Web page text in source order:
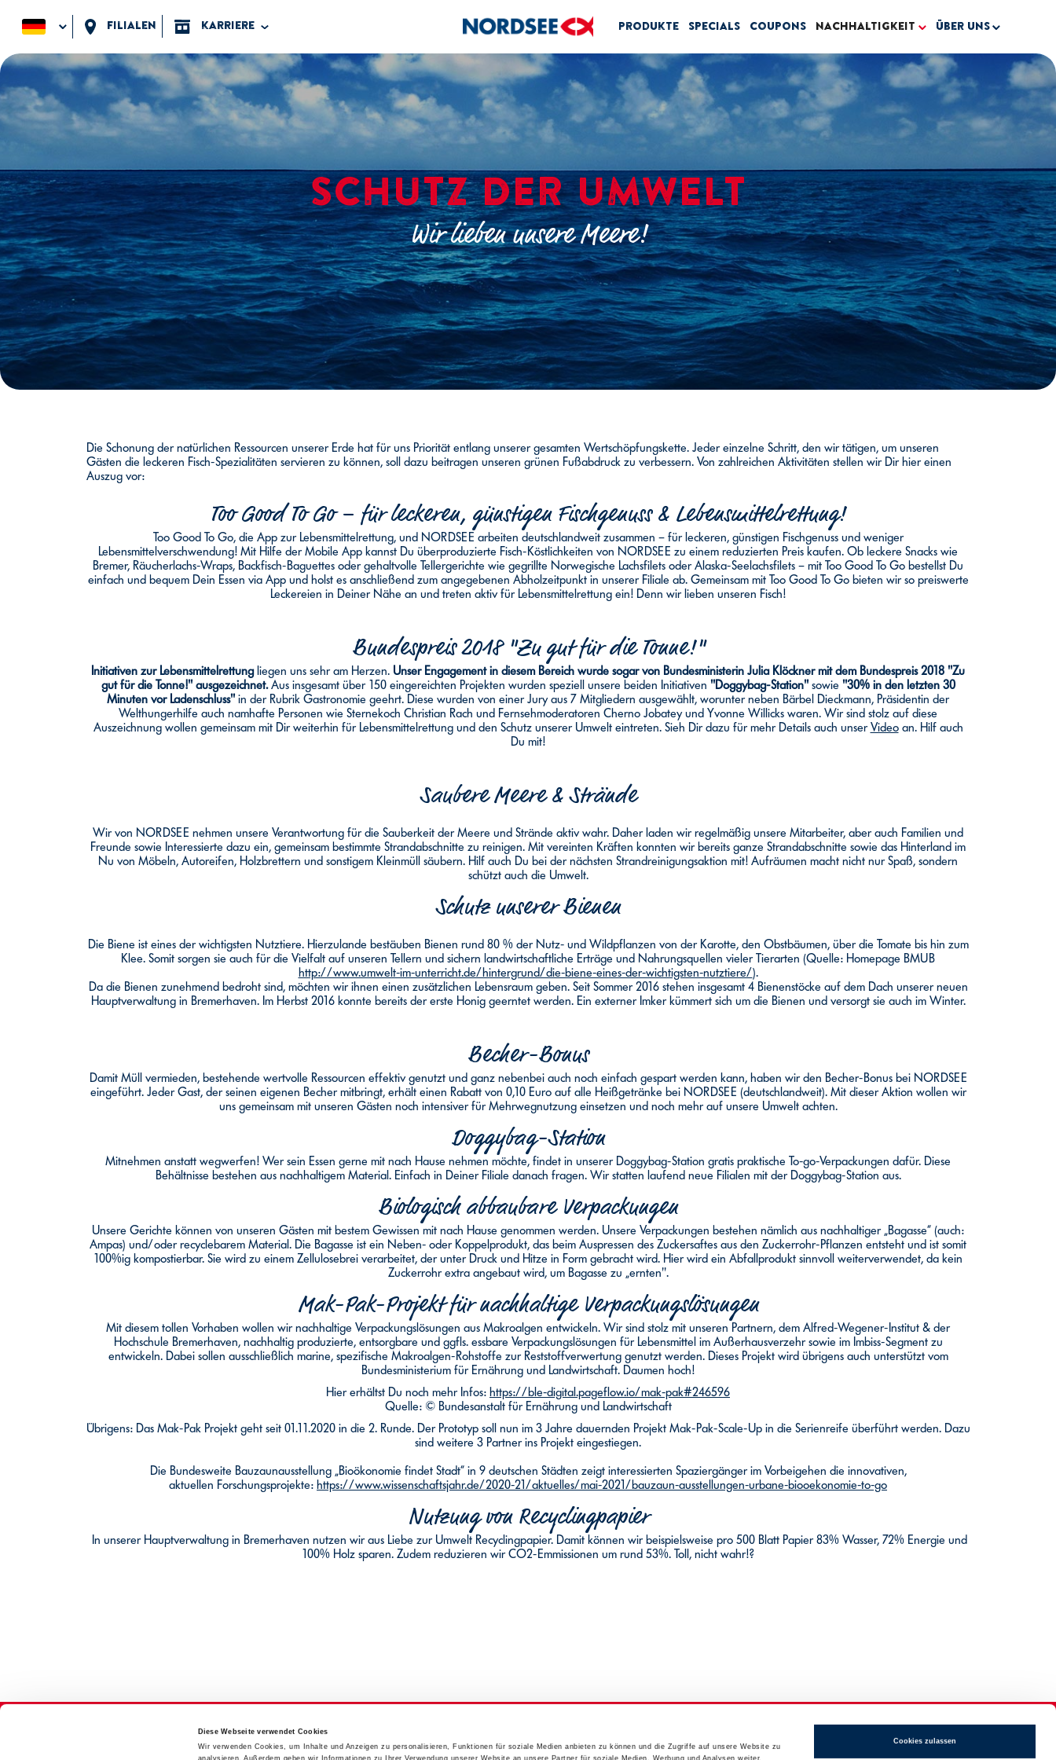
Diese Webseite verwendet Cookies
Wir verwenden Cookies, um Inhalte und Anzeigen zu personalisieren, Funktionen für soziale Medien anbieten zu können und die Zugriffe auf unsere Website zu
Cookies zulassen
Filialen karriere Produkte Specials Coupons Nachhaltigkeit Über uns
SCHUTZ DER UMWELT
Wir lieben unsere Meere!
Die Schonung der natürlichen Ressourcen unserer Erde hat für uns Priorität entlang unserer gesamten Wertschöpfungskette. Jeder einzelne Schritt, den wir tätigen, um unseren
Gästen die leckeren Fisch-Spezialitäten servieren zu können, soll dazu beitragen unseren grünen Fußabdruck zu verbessern. Von zahlreichen Aktivitäten stellen wir Dir hier einen
Auszug vor:
Too Good To Go – für leckeren, günstigen Fischgenuss & Lebensmittelrettung!
Too Good To Go, die App zur Lebensmittelrettung, und NORDSEE arbeiten deutschlandweit zusammen – für leckeren, günstigen Fischgenuss und weniger
Lebensmittelverschwendung! Mit Hilfe der Mobile App kannst Du überproduzierte Fisch-Köstlichkeiten von NORDSEE zu einem reduzierten Preis kaufen. Ob leckere Snacks wie
Bremer, Räucherlachs-Wraps, Backfisch-Baguettes oder gehaltvolle Tellergerichte wie gegrillte Norwegische Lachsfilets oder Alaska-Seelachsfilets – mit Too Good To Go bestellst Du
einfach und bequem Dein Essen via App und holst es anschließend zum angegebenen Abholzeitpunkt in unserer Filiale ab. Gemeinsam mit Too Good To Go bieten wir so preiswerte
Leckereien in Deiner Nähe an und treten aktiv für Lebensmittelrettung ein! Denn wir lieben unseren Fisch!
Bundespreis 2018 "Zu gut für die Tonne!"
Initiativen zur Lebensmittelrettungliegen uns sehr am Herzen. Unser Engagement in diesem Bereich wurde sogar von Bundesministerin Julia Klöckner mit dem Bundespreis 2018 "Zu
gut für die Tonne!" ausgezeichnet.Aus insgesamt über 150 eingereichten Projekten wurden speziell unsere beiden Initiativen "Doggybag-Station"sowie "30% in den letzten 30
Minuten vor Ladenschluss"in der Rubrik Gastronomie geehrt. Diese wurden von einer Jury aus 7 Mitgliedern ausgewählt, worunter neben Bärbel Dieckmann, Präsidentin der
Welthungerhilfe auch namhafte Personen wie Sternekoch Christian Rach und Fernsehmoderatoren Cherno Jobatey und Yvonne Willicks waren. Wir sind stolz auf diese
Auszeichnung wollen gemeinsam mit Dir weiterhin für Lebensmittelrettung und den Schutz unserer Umwelt eintreten. Sieh Dir dazu für mehr Details auch unserVideoan. Hilf auch
Du mit!
Saubere Meere & Strände
Wir von NORDSEE nehmen unsere Verantwortung für die Sauberkeit der Meere und Strände aktiv wahr. Daher laden wir regelmäßig unsere Mitarbeiter, aber auch Familien und
Freunde sowie Interessierte dazu ein, gemeinsam bestimmte Strandabschnitte zu reinigen. Mit vereinten Kräften konnten wir bereits ganze Strandabschnitte sowie das Hinterland im
Nu von Möbeln, Autoreifen, Holzbrettern und sonstigem Kleinmüll säubern. Hilf auch Du bei der nächsten Strandreinigungsaktion mit! Aufräumen macht nicht nur Spaß, sondern
schützt auch die Umwelt.
Schutz unserer Bienen
Die Biene ist eines der wichtigsten Nutztiere. Hierzulande bestäuben Bienen rund 80 % der Nutz- und Wildpflanzen von der Karotte, den Obstbäumen, über die Tomate bis hin zum
Klee. Somit sorgen sie auch für die Vielfalt auf unseren Tellern und sichern landwirtschaftliche Erträge und Nahrungsquellen vieler Tierarten (Quelle: Homepage BMUB
http://www.umwelt-im-unterricht.de/hintergrund/die-biene-eines-der-wichtigsten-nutztiere/).
Da die Bienen zunehmend bedroht sind, möchten wir ihnen einen zusätzlichen Lebensraum geben. Seit Sommer 2016 stehen insgesamt 4 Bienenstöcke auf dem Dach unserer neuen
Hauptverwaltung in Bremerhaven. Im Herbst 2016 konnte bereits der erste Honig geerntet werden. Ein externer Imker kümmert sich um die Bienen und versorgt sie auch im Winter.
Becher-Bonus
Damit Müll vermieden, bestehende wertvolle Ressourcen effektiv genutzt und ganz nebenbei auch noch einfach gespart werden kann, haben wir den Becher-Bonus bei NORDSEE
eingeführt. Jeder Gast, der seinen eigenen Becher mitbringt, erhält einen Rabatt von 0,10 Euro auf alle Heißgetränke bei NORDSEE (deutschlandweit). Mit dieser Aktion wollen wir
uns gemeinsam mit unseren Gästen noch intensiver für Mehrwegnutzung einsetzen und noch mehr auf unsere Umwelt achten.
Doggybag-Station
Mitnehmen anstatt wegwerfen! Wer sein Essen gerne mit nach Hause nehmen möchte, findet in unserer Doggybag-Station gratis praktische To-go-Verpackungen dafür. Diese
Behältnisse bestehen aus nachhaltigem Material. Einfach in Deiner Filiale danach fragen. Wir statten laufend neue Filialen mit der Doggybag-Station aus.
Biologisch abbaubare Verpackungen
Unsere Gerichte können von unseren Gästen mit bestem Gewissen mit nach Hause genommen werden. Unsere Verpackungen bestehen nämlich aus nachhaltiger „Bagasse“ (auch:
Ampas) und/oder recyclebarem Material. Die Bagasse ist ein Neben- oder Koppelprodukt, das beim Auspressen des Zuckersaftes aus den Zuckerrohr-Pflanzen entsteht und ist somit
100%ig kompostierbar. Sie wird zu einem Zellulosebrei verarbeitet, der unter Druck und Hitze in Form gebracht wird. Hier wird ein Abfallprodukt sinnvoll weiterverwendet, da kein
Zuckerrohr extra angebaut wird, um Bagasse zu „ernten".
Mak-Pak-Projekt für nachhaltige Verpackungslösungen
Mit diesem tollen Vorhaben wollen wir nachhaltige Verpackungslösungen aus Makroalgen entwickeln. Wir sind stolz mit unseren Partnern, dem Alfred-Wegener-Institut & der
Hochschule Bremerhaven, nachhaltig produzierte, entsorgbare und ggfls. essbare Verpackungslösungen für Lebensmittel im Außerhausverzehr sowie im Imbiss-Segment zu
entwickeln. Dabei sollen ausschließlich marine, spezifische Makroalgen-Rohstoffe zur Reststoffverwertung genutzt werden. Dieses Projekt wird übrigens auch unterstützt vom
Bundesministerium für Ernährung und Landwirtschaft. Daumen hoch!
Hier erhältst Du noch mehr Infos: https://ble-digital.pageflow.io/mak-pak#246596
Quelle: © Bundesanstalt für Ernährung und Landwirtschaft
Übrigens: Das Mak-Pak Projekt geht seit 01.11.2020 in die 2. Runde. Der Prototyp soll nun im 3 Jahre dauernden Projekt Mak-Pak-Scale-Up in die Serienreife überführt werden. Dazu
sind weitere 3 Partner ins Projekt eingestiegen.
Die Bundesweite Bauzaunausstellung „Bioökonomie findet Stadt“ in 9 deutschen Städten zeigt interessierten Spaziergänger im Vorbeigehen die innovativen,
aktuellen Forschungsprojekte: https://www.wissenschaftsjahr.de/2020-21/aktuelles/mai-2021/bauzaun-ausstellungen-urbane-biooekonomie-to-go
Nutzung von Recyclingpapier
In unserer Hauptverwaltung in Bremerhaven nutzen wir aus Liebe zur Umwelt Recyclingpapier. Damit können wir beispielsweise pro 500 Blatt Papier 83% Wasser, 72% Energie und
100% Holz sparen. Zudem reduzieren wir CO2-Emmissionen um rund 53%. Toll, nicht wahr!?